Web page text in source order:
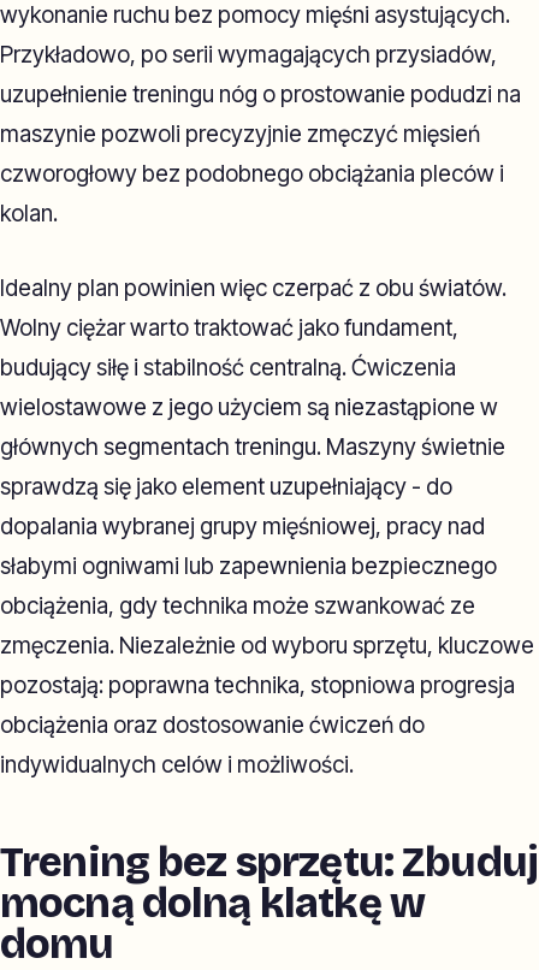
wykonanie ruchu bez pomocy mięśni asystujących.
Przykładowo, po serii wymagających przysiadów,
uzupełnienie treningu nóg o prostowanie podudzi na
maszynie pozwoli precyzyjnie zmęczyć mięsień
czworogłowy bez podobnego obciążania pleców i
kolan.
Idealny plan powinien więc czerpać z obu światów.
Wolny ciężar warto traktować jako fundament,
budujący siłę i stabilność centralną. Ćwiczenia
wielostawowe z jego użyciem są niezastąpione w
głównych segmentach treningu. Maszyny świetnie
sprawdzą się jako element uzupełniający - do
dopalania wybranej grupy mięśniowej, pracy nad
słabymi ogniwami lub zapewnienia bezpiecznego
obciążenia, gdy technika może szwankować ze
zmęczenia. Niezależnie od wyboru sprzętu, kluczowe
pozostają: poprawna technika, stopniowa progresja
obciążenia oraz dostosowanie ćwiczeń do
indywidualnych celów i możliwości.
Trening bez sprzętu: Zbuduj
mocną dolną klatkę w
domu